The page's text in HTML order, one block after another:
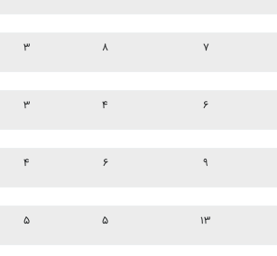
۳ ۸ ۷
۳ ۴ ۶
۴ ۶ ۹
۵ ۵ ۱۳